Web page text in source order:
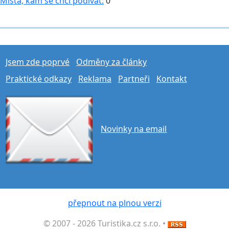
Jsem zde poprvé
Odměny za články
Praktické odkazy
Reklama Partneři Kontakt
Novinky na email
přepnout na plnou verzi
© 2007 - 2026 Turistika.cz s.r.o. •